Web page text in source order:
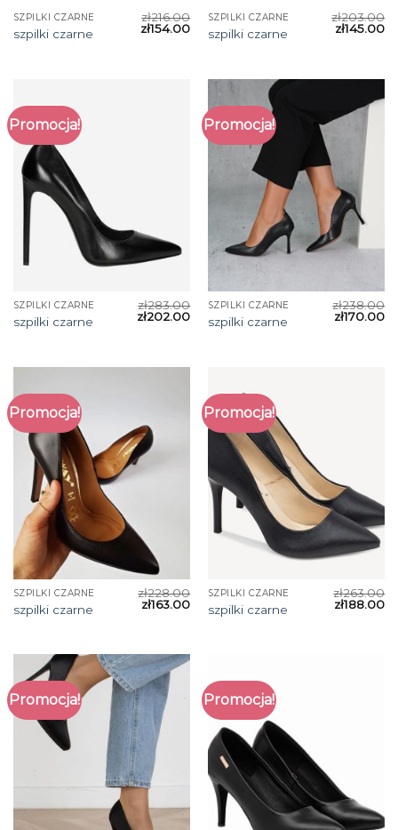
SZPILKI CZARNE
szpilki czarne
zł216.00
zł154.00
SZPILKI CZARNE
szpilki czarne
zł203.00
zł145.00
Promocja!
SZPILKI CZARNE
szpilki czarne
zł283.00
zł202.00
Promocja!
SZPILKI CZARNE
szpilki czarne
zł238.00
zł170.00
Promocja!
SZPILKI CZARNE
szpilki czarne
zł228.00
zł163.00
Promocja!
SZPILKI CZARNE
szpilki czarne
zł263.00
zł188.00
Promocja! Promocja!